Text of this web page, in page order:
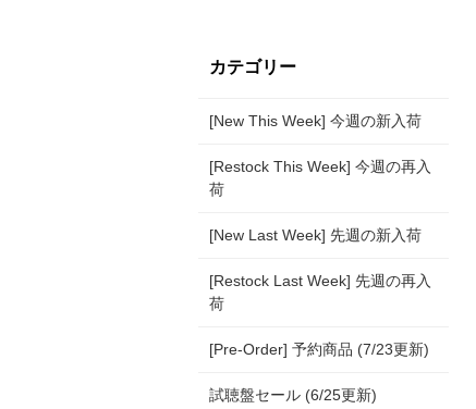
カテゴリー
[New This Week] 今週の新入荷
[Restock This Week] 今週の再入
荷
[New Last Week] 先週の新入荷
[Restock Last Week] 先週の再入
荷
[Pre-Order] 予約商品 (7/23更新)
試聴盤セール (6/25更新)